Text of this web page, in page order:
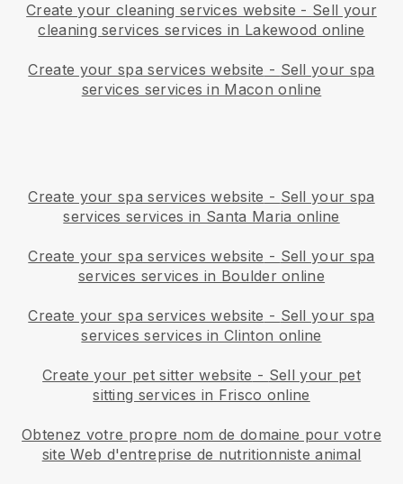
Create your cleaning services website - Sell your
cleaning services services in Lakewood online
Create your spa services website - Sell your spa
services services in Macon online
Create your spa services website - Sell your spa
services services in Santa Maria online
Create your spa services website - Sell your spa
services services in Boulder online
Create your spa services website - Sell your spa
services services in Clinton online
Create your pet sitter website - Sell your pet
sitting services in Frisco online
Obtenez votre propre nom de domaine pour votre
site Web d'entreprise de nutritionniste animal